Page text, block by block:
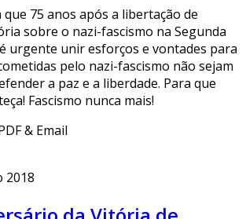
que 75 anos após a libertação de
sobre o nazi-fascismo na Segunda
urgente unir esforços e vontades para
pelo nazi-fascismo não sejam
a paz e a liberdade. Para que
Fascismo nunca mais!
2018